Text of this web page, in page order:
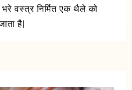
वस्त्र निर्मित एक थैले को
है|